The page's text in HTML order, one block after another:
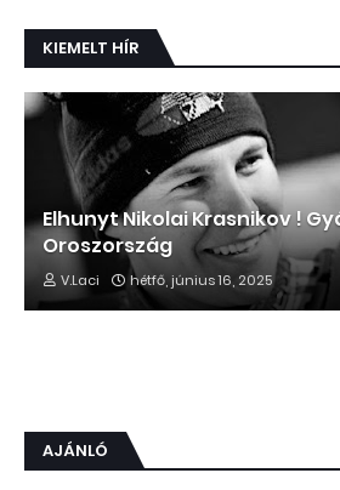
KIEMELT HÍR
Elhunyt Nikolai Krasnikov !
Oroszország
V.Laci hétfő, június 16, 2025
AJÁNLÓ